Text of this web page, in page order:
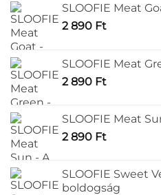
SLOOFIE Meat
2 890 Ft
SLOOFIE Meat
2 890 Ft
SLOOFIE Meat
2 890 Ft
SLOOFIE Sweet
boldogság